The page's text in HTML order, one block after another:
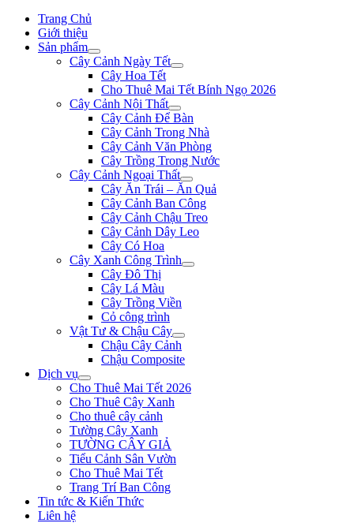
Trang Chủ
Giới thiệu
Sản phẩm
Cây Cảnh Ngày Tết
Cây Hoa Tết
Cho Thuê Mai Tết Bính Ngọ 2026
Cây Cảnh Nội Thất
Cây Cảnh Để Bàn
Cây Cảnh Trong Nhà
Cây Cảnh Văn Phòng
Cây Trồng Trong Nước
Cây Cảnh Ngoại Thất
Cây Ăn Trái – Ăn Quả
Cây Cảnh Ban Công
Cây Cảnh Chậu Treo
Cây Cảnh Dây Leo
Cây Có Hoa
Cây Xanh Công Trình
Cây Đô Thị
Cây Lá Màu
Cây Trồng Viền
Cỏ công trình
Vật Tư & Chậu Cây
Chậu Cây Cảnh
Chậu Composite
Dịch vụ
Cho Thuê Mai Tết 2026
Cho Thuê Cây Xanh
Cho thuê cây cảnh
Tường Cây Xanh
TƯỜNG CÂY GIẢ
Tiểu Cảnh Sân Vườn
Cho Thuê Mai Tết
Trang Trí Ban Công
Tin tức & Kiến Thức
Liên hệ